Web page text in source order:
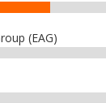
(EAG)